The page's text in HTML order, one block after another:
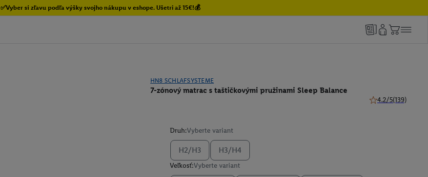
✅Vyber si zľavu podľa výšky svojho nákupu v eshope. Ušetri až 15€!💰
HN8 SCHLAFSYSTEME
7-zónový matrac s taštičkovými pružinami Sleep Balance
4.2/5(139)
Druh:Vyberte variant
H2/H3 H3/H4
Veľkosť:Vyberte variant